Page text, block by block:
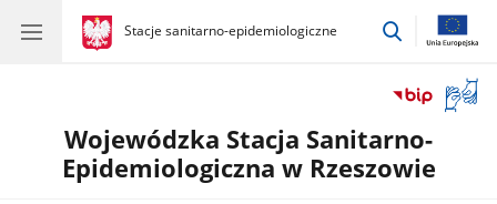
gov.pl
Stacje sanitarno-epidemiologiczne
gov.pl
Stacje
przejdź
okno
Wojewódzka Stacja Sanitarno-
Epidemiologiczna w Rzeszowie